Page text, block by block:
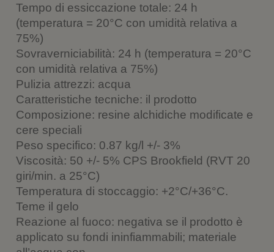
Tempo di essiccazione totale: 24 h
(temperatura = 20°C con umidità relativa a
75%)
Sovraverniciabilità: 24 h (temperatura = 20°C
con umidità relativa a 75%)
Pulizia attrezzi: acqua
Caratteristiche tecniche: il prodotto
Composizione: resine alchidiche modificate e
cere speciali
Peso specifico: 0.87 kg/l +/- 3%
Viscosità: 50 +/- 5% CPS Brookfield (RVT 20
giri/min. a 25°C)
Temperatura di stoccaggio: +2°C/+36°C.
Teme il gelo
Reazione al fuoco: negativa se il prodotto è
applicato su fondi ininfiammabili; materiale